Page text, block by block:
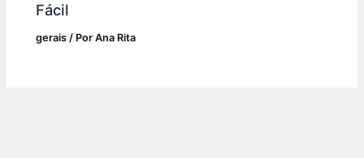
Fácil
gerais / PorAna Rita